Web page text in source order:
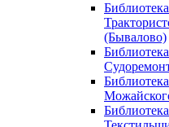
(Бывалово)